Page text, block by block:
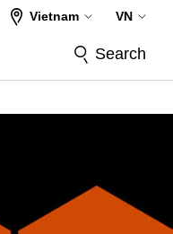
Vietnam VN
Search